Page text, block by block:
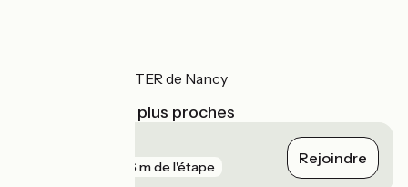
Commercy : TER de Nancy
Gares SNCF les plus proches
296 m de l'étape Rejoindre